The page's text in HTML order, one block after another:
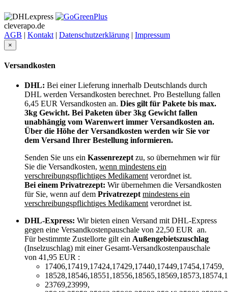
cleverapo.de
AGB | Kontakt | Datenschutzerklärung | Impressum
×
Versandkosten
DHL: Bei einer Lieferung innerhalb Deutschlands durch
DHL werden Versandkosten berechnet. Pro Bestellung fallen
6,45 EUR Versandkosten an. Dies gilt für Pakete bis max.
3kg Gewicht. Bei Paketen über 3kg Gewicht fallen
unabhängig vom Warenwert immer Versandkosten an.
Über die Höhe der Versandkosten werden wir Sie vor
dem Versand Ihrer Bestellung informieren.
Senden Sie uns ein Kassenrezept zu, so übernehmen wir für
Sie die Versandkosten, wenn mindestens ein
verschreibungspflichtiges Medikament verordnet ist.
Bei einem Privatrezept: Wir übernehmen die Versandkosten
für Sie, wenn auf dem Privatrezept mindestens ein
verschreibungspflichtiges Medikament verordnet ist.
DHL-Express: Wir bieten einen Versand mit DHL-Express
gegen eine Versandkostenpauschale von 22,50 EUR an.
Für bestimmte Zustellorte gilt ein Außengebietszuschlag
(Inselzuschlag) mit einer Gesamt-Versandkostenpauschale
von 41,95 EUR :
17406,17419,17424,17429,17440,17449,17454,17459,
23769,23999,